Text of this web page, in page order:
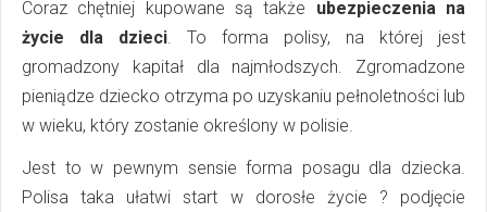
Coraz chętniej kupowane są także ubezpieczenia na
życie dla dzieci. To forma polisy, na której jest
gromadzony kapitał dla najmłodszych. Zgromadzone
pieniądze dziecko otrzyma po uzyskaniu pełnoletności lub
w wieku, który zostanie określony w polisie.
Jest to w pewnym sensie forma posagu dla dziecka.
Polisa taka ułatwi start w dorosłe życie ? podjęcie